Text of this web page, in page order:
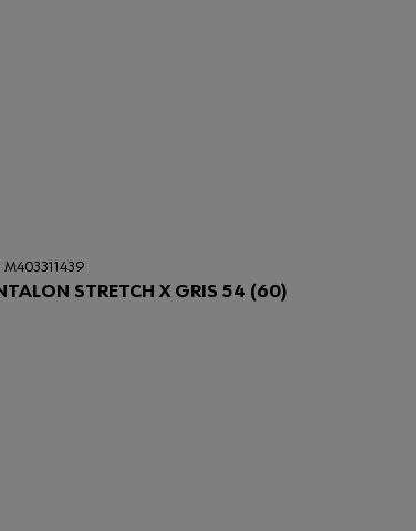
M403311439
STRETCH X GRIS 54 (60)